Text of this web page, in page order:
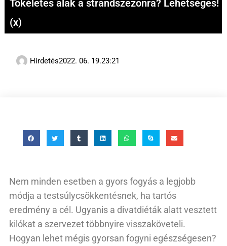
Tökéletes alak a strandszezonra? Lehetséges!
(x)
Hirdetés2022. 06. 19.23:21
Nem minden esetben a gyors fogyás a legjobb
módja a testsúlycsökkentésnek, ha tartós
eredmény a cél. Ugyanis a divatdiéták alatt vesztett
kilókat a szervezet többnyire visszaköveteli.
Hogyan lehet mégis gyorsan fogyni egészségesen?